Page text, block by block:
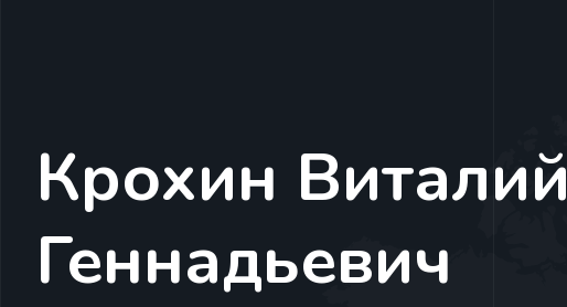
Крохин Виталий
Геннадьевич